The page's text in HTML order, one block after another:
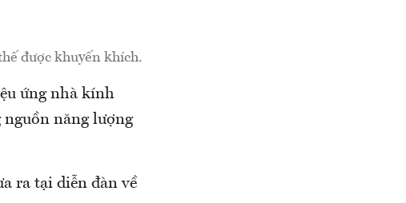
được khuyến khích.
ứng nhà kính
nguồn năng lượng
ra tại diễn đàn về